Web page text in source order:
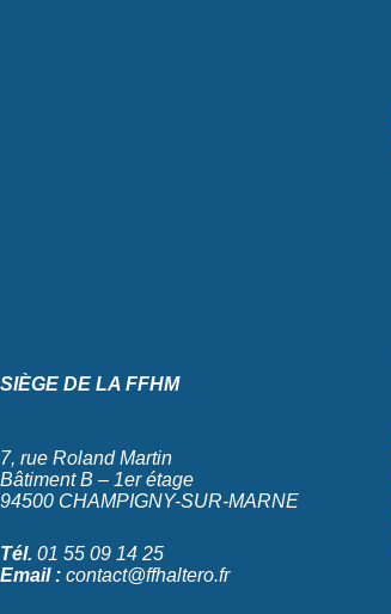
SIÈGE DE LA FFHM
7, rue Roland Martin
Bâtiment B – 1er étage
94500 CHAMPIGNY-SUR-MARNE
Tél. 01 55 09 14 25
Email : contact@ffhaltero.fr